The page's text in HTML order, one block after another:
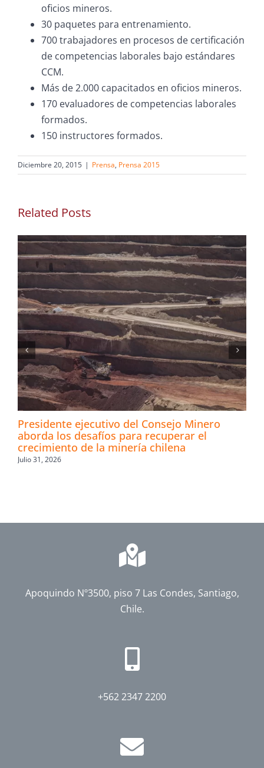
oficios mineros.
30 paquetes para entrenamiento.
700 trabajadores en procesos de certificación
de competencias laborales bajo estándares
CCM.
Más de 2.000 capacitados en oficios mineros.
170 evaluadores de competencias laborales
formados.
150 instructores formados.
Diciembre 20, 2015 | Prensa, Prensa 2015
Related Posts
Presidente ejecutivo del Consejo Minero
aborda los desafíos para recuperar el
crecimiento de la minería chilena
Julio 31, 2026
Apoquindo Nº3500, piso 7 Las Condes, Santiago,
Chile.
+562 2347 2200